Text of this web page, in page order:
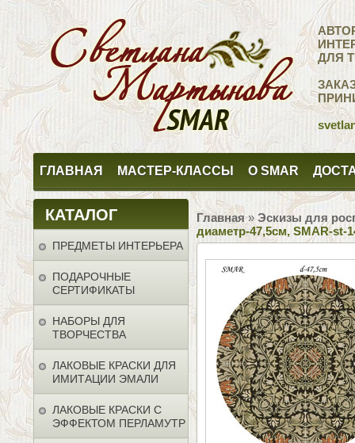
ДЛЯ
ГЛАВНАЯ МАСТЕР-КЛАССЫ О SMAR
КАТАЛОГ
ПРЕДМЕТЫ ИНТЕРЬЕРА
ПОДАРОЧНЫЕ
СЕРТИФИКАТЫ
НАБОРЫ ДЛЯ
ТВОРЧЕСТВА
ЛАКОВЫЕ КРАСКИ ДЛЯ
ИМИТАЦИИ ЭМАЛИ
ЛАКОВЫЕ КРАСКИ С
ЭФФЕКТОМ ПЕРЛАМУТР
Главная» Эскизы для
диаметр-47,5см, SMAR-st-